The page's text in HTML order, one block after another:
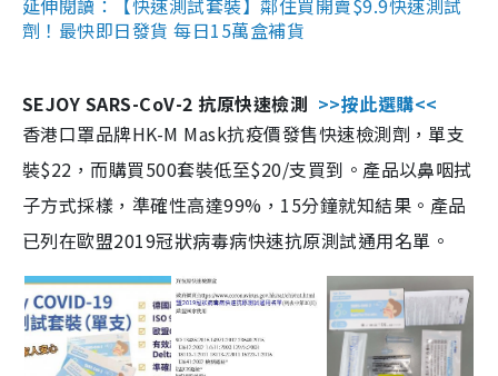
延伸閱讀：【快速測試套裝】鄰住買開賣$9.9快速測試
劑！最快即日發貨 每日15萬盒補貨
SEJOY SARS-CoV-2 抗原快速檢測 >>按此選購<<
香港口罩品牌HK-M Mask抗疫價發售快速檢測劑，單支
裝$22，而購買500套裝低至$20/支買到。產品以鼻咽拭
子方式採樣，準確性高達99%，15分鐘就知結果。產品
已列在歐盟2019冠狀病毒病快速抗原測試通用名單。